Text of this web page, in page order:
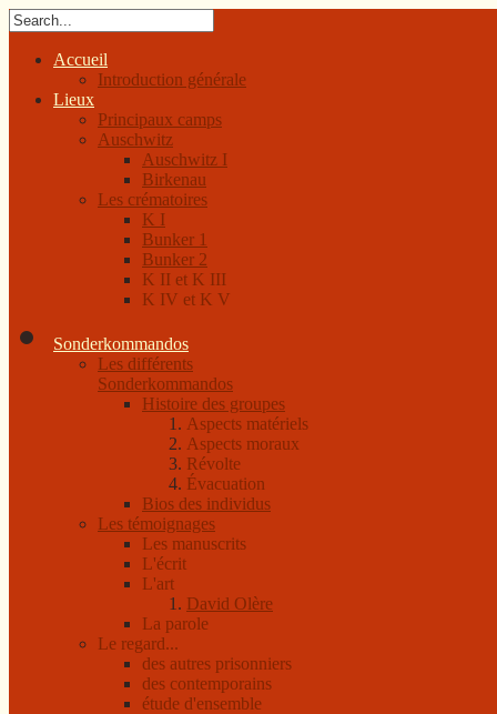
Accueil
Introduction générale
Lieux
Principaux camps
Auschwitz
Auschwitz I
Birkenau
Les crématoires
K I
Bunker 1
Bunker 2
K II et K III
K IV et K V
Sonderkommandos
Les différents
Sonderkommandos
Histoire des groupes
Aspects matériels
Aspects moraux
Révolte
Évacuation
Bios des individus
Les témoignages
Les manuscrits
L'écrit
L'art
David Olère
La parole
Le regard...
des autres prisonniers
des contemporains
étude d'ensemble